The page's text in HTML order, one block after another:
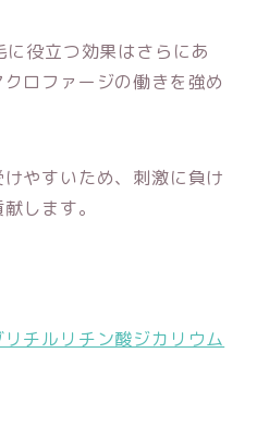
役立つ効果はさらにあ
ロファージの働きを強め
やすいため、刺激に負け
します。
チルリチン酸ジカリウム